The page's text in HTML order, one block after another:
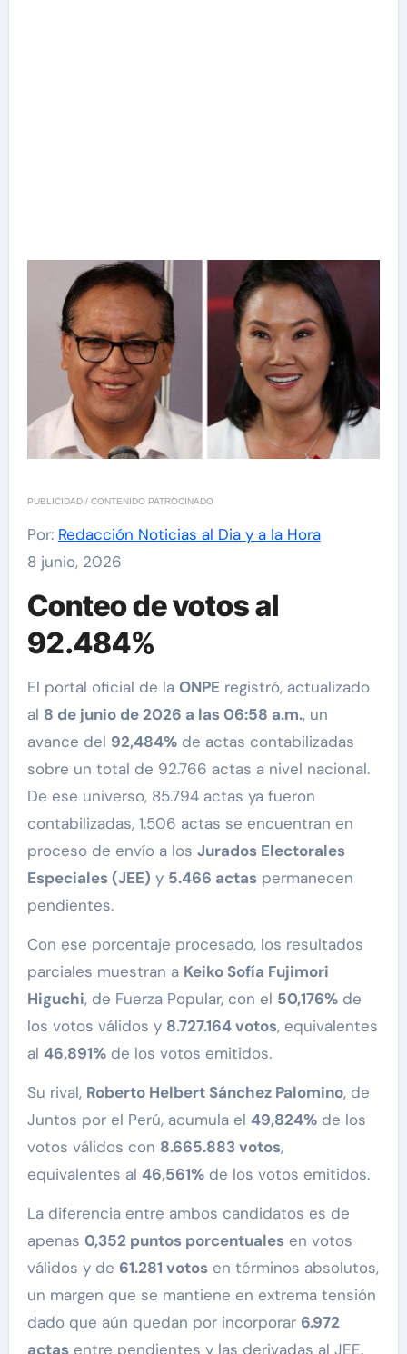
PUBLICIDAD / CONTENIDO PATROCINADO
Por: Redacción Noticias al Dia y a la Hora
8 junio, 2026
Conteo de votos al
92.484%
El portal oficial de la ONPE registró, actualizado
al 8 de junio de 2026 a las 06:58 a.m., un
avance del 92,484%de actas contabilizadas
sobre un total de 92.766 actas a nivel nacional.
De ese universo, 85.794 actas ya fueron
contabilizadas, 1.506 actas se encuentran en
proceso de envío a los Jurados Electorales
Especiales (JEE) y 5.466 actaspermanecen
pendientes.
Con ese porcentaje procesado, los resultados
parciales muestran a Keiko Sofía Fujimori
Higuchi, de Fuerza Popular, con el 50,176%de
los votos válidos y 8.727.164 votos, equivalentes
al 46,891%de los votos emitidos.
Su rival, Roberto Helbert Sánchez Palomino, de
Juntos por el Perú, acumula el 49,824%de los
votos válidos con 8.665.883 votos,
equivalentes al 46,561%de los votos emitidos.
La diferencia entre ambos candidatos es de
apenas 0,352 puntos porcentualesen votos
válidos y de 61.281 votosen términos absolutos,
un margen que se mantiene en extrema tensión
dado que aún quedan por incorporar 6.972
actasentre pendientes y las derivadas al JEE.